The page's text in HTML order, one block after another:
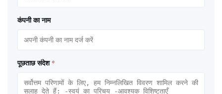
कंपनी का नाम
पूछताछ संदेश *